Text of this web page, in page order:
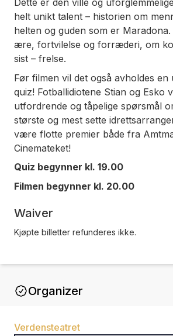
Dette er den ville og
helt unikt talent – historien om
helten og guden som er
ære, fortvilelse og forræderi, om
sist – frelse.
Før filmen vil det også avholdes
quiz! Fotballidiotene Stian og Esko
utfordrende og tåpelige spørsmål
største og mest sette
være flotte premier både fra
Cinemateket!
Quiz begynner kl. 19.00
Filmen begynner kl. 20.00
Waiver
Kjøpte billetter refunderes ikke.
Organizer
Verdensteatret